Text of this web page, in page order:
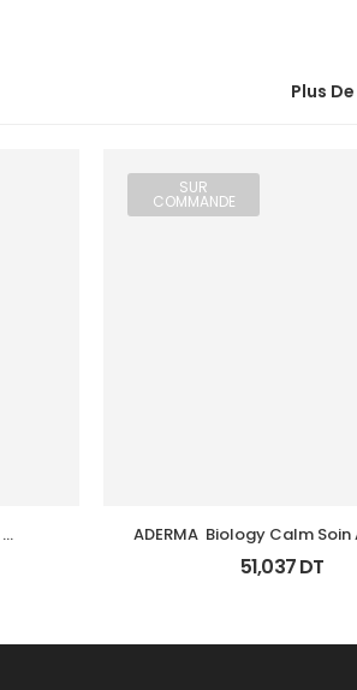
Plus
SUR
COMMANDE
ADERMA  Biology Calm
Tb 40 Ml
51,037DT